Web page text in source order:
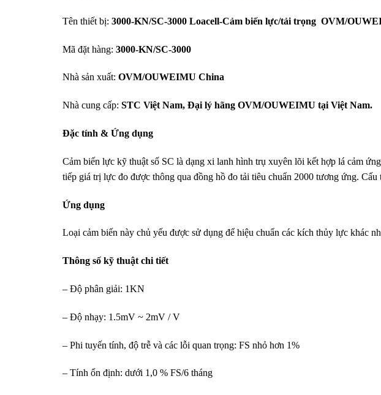
Tên thiết bị: 3000-KN/SC-3000 Loacell-Cảm biến lực/tải trọng OVM/
Mã đặt hàng: 3000-KN/SC-3000
Nhà sản xuất: OVM/OUWEIMU China
Nhà cung cấp: STC Việt Nam, Đại lý hãng OVM/OUWEIMU tại Việt Nam.
Đặc tính & Ứng dụng
Cảm biến lực kỹ thuật số SC là dạng xi lanh hình trụ xuyên lõi kết hợp lá cảm
tiếp giá trị lực đo được thông qua đồng hồ đo tải tiêu chuẩn 2000 tương ứng. Cấu
Ứng dụng
Loại cảm biến này chủ yếu được sử dụng để hiệu chuẩn các kích thủy lực khác
Thông số kỹ thuật chi tiết
– Độ phân giải: 1KN
– Độ nhạy: 1.5mV ~ 2mV / V
– Phi tuyến tính, độ trễ và các lỗi quan trọng: FS nhỏ hơn 1%
– Tính ổn định: dưới 1,0 % FS/6 tháng